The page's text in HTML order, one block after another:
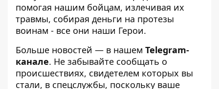
помогая нашим бойцам, излечивая их
травмы, собирая деньги на протезы
воинам - все они наши Герои.
Больше новостей — в нашем Telegram-
канале. Не забывайте сообщать о
происшествиях, свидетелем которых вы
стали, в спецслужбы, поскольку ваше